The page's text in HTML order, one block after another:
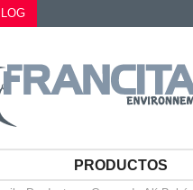
PRODUCTOS